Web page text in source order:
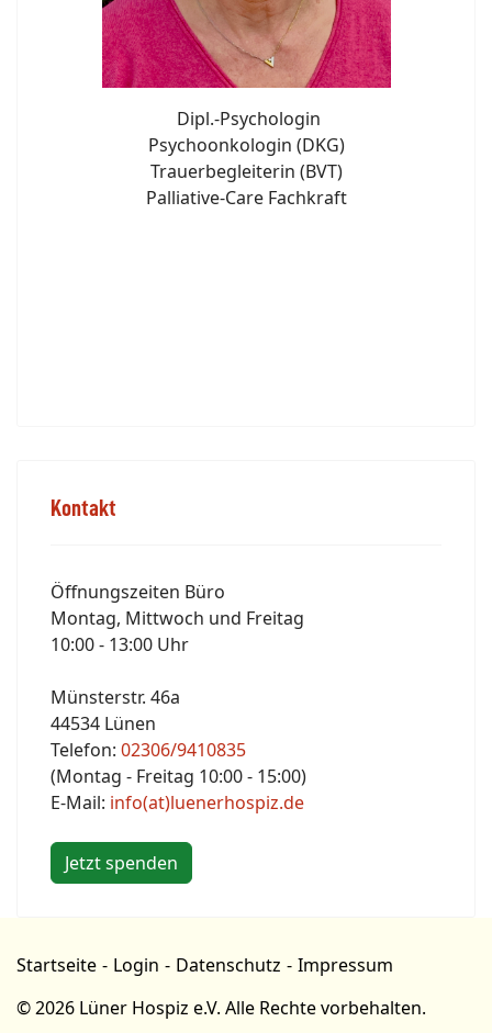
Dipl.-Psychologin
Psychoonkologin (DKG)
Trauerbegleiterin (BVT)
Palliative-Care Fachkraft
Kontakt
Öffnungszeiten Büro
Montag, Mittwoch und Freitag
10:00 - 13:00 Uhr
Münsterstr. 46a
44534 Lünen
Telefon: 02306/9410835
(Montag - Freitag 10:00 - 15:00)
E-Mail: info(at)luenerhospiz.de
Jetzt spenden
Startseite Login Datenschutz
Impressum
© 2026 Lüner Hospiz e.V. Alle Rechte vorbehalten.